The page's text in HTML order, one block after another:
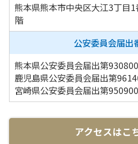
熊本県熊本市中央区大江3丁目
階
公安委員会届出
熊本県公安委員会届出第
鹿児島県公安委員会届出第
宮崎県公安委員会届出第
アクセスはこ